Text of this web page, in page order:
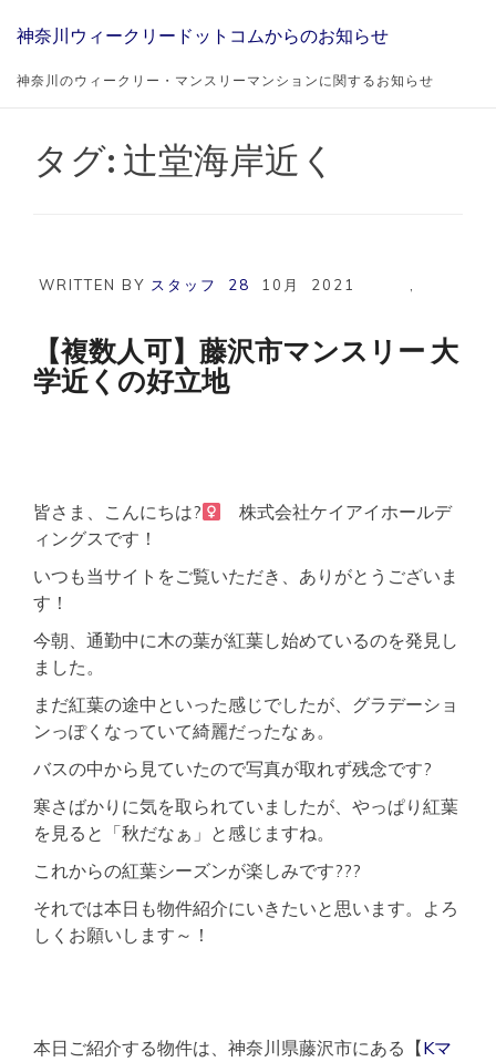
神奈川ウィークリードットコムからのお知らせ
神奈川のウィークリー・マンスリーマンションに関するお知らせ
タグ: 辻堂海岸近く
WRITTEN BY スタッフ 28 10月 ,
2021
【複数人可】藤沢市マンスリー 大
学近くの好立地
皆さま、こんにちは?‍
株式会社ケイアイホールデ
ィングスです！
いつも当サイトをご覧いただき、ありがとうございま
す！
今朝、通勤中に木の葉が紅葉し始めているのを発見し
ました。
まだ紅葉の途中といった感じでしたが、グラデーショ
ンっぽくなっていて綺麗だったなぁ。
バスの中から見ていたので写真が取れず残念です?
寒さばかりに気を取られていましたが、やっぱり紅葉
を見ると「秋だなぁ」と感じますね。
これからの紅葉シーズンが楽しみです???
それでは本日も物件紹介にいきたいと思います。よろ
しくお願いします～！
本日ご紹介する物件は、神奈川県藤沢市にある【Kマ